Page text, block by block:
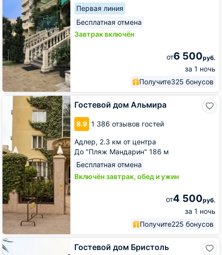
Первая линия
Бесплатная отмена
Завтрак включён
от6 500руб.
за 1 ночь
Получите325 бонусов
Гостевой дом Альмира
8.9 1 386 отзывов гостей
Адлер, 2.3 км от центра
До "Пляж Мандарин" 186 м
Бесплатная отмена
Включён завтрак, обед и ужин
от4 500руб.
за 1 ночь
Получите225 бонусов
Гостевой
дом
Альмира
Гостевой дом Бристоль
Гостевой
дом